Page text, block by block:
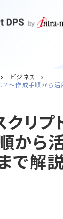
ビジネス
？～作成手順から
クリプ
から
で解